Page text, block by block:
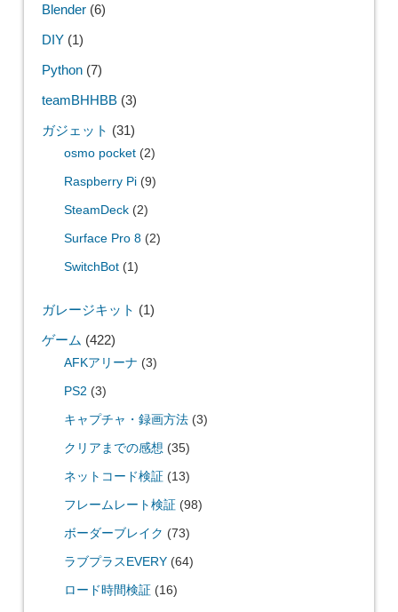
Blender(6)
DIY(1)
Python(7)
teamBHHBB(3)
ガジェット (31)
osmo pocket(2)
Raspberry Pi(9)
SteamDeck(2)
Surface Pro 8(2)
SwitchBot(1)
ガレージキット (1)
ゲーム (422)
AFKアリーナ (3)
PS2 (3)
キャプチャ・録画方法(3)
クリアまでの感想 (35)
ネットコード検証 (13)
フレームレート検証 (98)
ボーダーブレイク (73)
ラブプラスEVERY(64)
ロード時間検証 (16)